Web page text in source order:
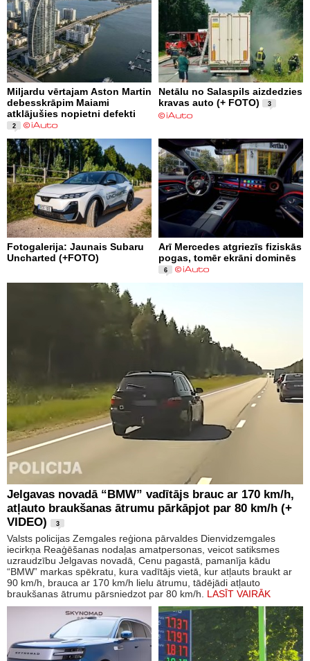
Miljardu vērtajam Aston Martin
debesskrāpim Maiami
atklājušies nopietni defekti
2
Netālu no Salaspils aizdedzies
kravas auto (+ FOTO)
3
Fotogalerija: Jaunais Subaru
Uncharted (+FOTO)
Arī Mercedes atgriezīs fiziskās
pogas, tomēr ekrāni dominēs
6
Jelgavas novadā “BMW” vadītājs brauc ar 170 km/h,
atļauto braukšanas ātrumu pārkāpjot par 80 km/h (+
VIDEO)
3
Valsts policijas Zemgales reģiona pārvaldes Dienvidzemgales
iecirkņa Reaģēšanas nodaļas amatpersonas, veicot satiksmes
uzraudzību Jelgavas novadā, Cenu pagastā, pamanīja kādu
“BMW” markas spēkratu, kura vadītājs vietā, kur atļauts braukt ar
90 km/h, brauca ar 170 km/h lielu ātrumu, tādējādi atļauto
braukšanas ātrumu pārsniedzot par 80 km/h. LASĪT VAIRĀK